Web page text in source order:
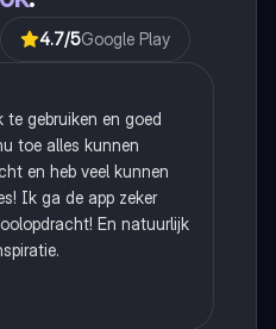
4.7/5Google Play
te gebruiken en goed
toe alles kunnen
en heb veel kunnen
Ik ga de app zeker
En natuurlijk